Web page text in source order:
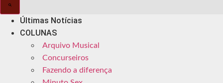
Últimas Notícias
COLUNAS
Arquivo Musical
Concurseiros
Fazendo a diferença